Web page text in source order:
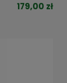
179,00 zł